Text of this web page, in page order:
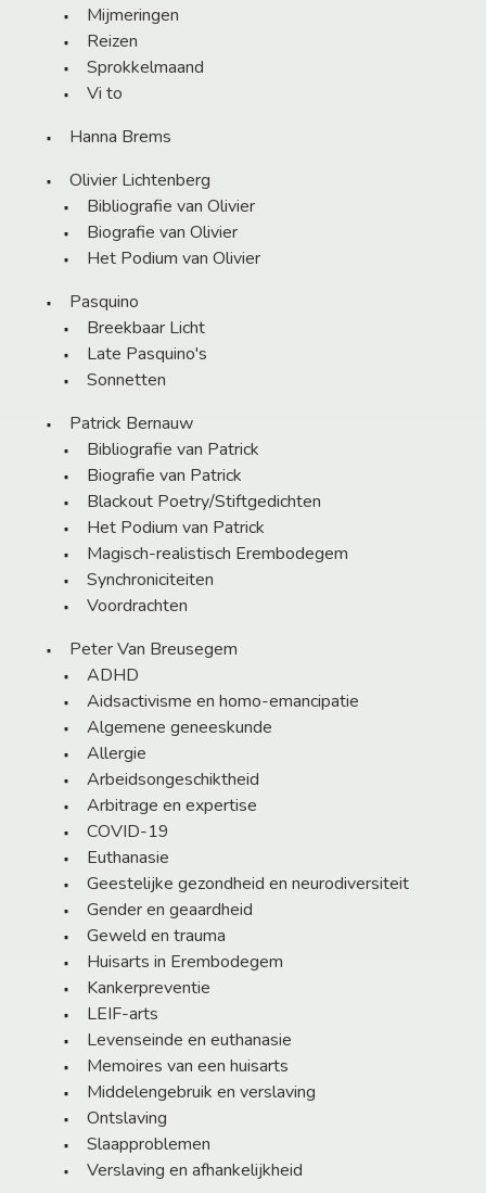
Mijmeringen
Reizen
Sprokkelmaand
Vi to
Hanna Brems
Olivier Lichtenberg
Bibliografie van Olivier
Biografie van Olivier
Het Podium van Olivier
Pasquino
Breekbaar Licht
Late Pasquino's
Sonnetten
Patrick Bernauw
Bibliografie van Patrick
Biografie van Patrick
Blackout Poetry/Stiftgedichten
Het Podium van Patrick
Magisch-realistisch Erembodegem
Synchroniciteiten
Voordrachten
Peter Van Breusegem
ADHD
Aidsactivisme en homo-emancipatie
Algemene geneeskunde
Allergie
Arbeidsongeschiktheid
Arbitrage en expertise
COVID-19
Euthanasie
Geestelijke gezondheid en neurodiversiteit
Gender en geaardheid
Geweld en trauma
Huisarts in Erembodegem
Kankerpreventie
LEIF-arts
Levenseinde en euthanasie
Memoires van een huisarts
Middelengebruik en verslaving
Ontslaving
Slaapproblemen
Verslaving en afhankelijkheid